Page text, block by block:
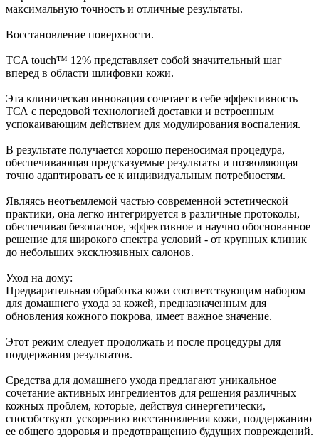
максимальную точность и отличные результаты.
Восстановление поверхности.
TCA touch™ 12% представляет собой значительный шаг
вперед в области шлифовки кожи.
Эта клиническая инновация сочетает в себе эффективность
ТСА с передовой технологией доставки и встроенным
успокаивающим действием для модулирования воспаления.
В результате получается хорошо переносимая процедура,
обеспечивающая предсказуемые результаты и позволяющая
точно адаптировать ее к индивидуальным потребностям.
Являясь неотъемлемой частью современной эстетической
практики, она легко интегрируется в различные протоколы,
обеспечивая безопасное, эффективное и научно обоснованное
решение для широкого спектра условий - от крупных клиник
до небольших эксклюзивных салонов.
Уход на дому:
Предварительная обработка кожи соответствующим набором
для домашнего ухода за кожей, предназначенным для
обновления кожного покрова, имеет важное значение.
Этот режим следует продолжать и после процедуры для
поддержания результатов.
Средства для домашнего ухода предлагают уникальное
сочетание активных ингредиентов для решения различных
кожных проблем, которые, действуя синергетически,
способствуют ускорению восстановления кожи, поддержанию
ее общего здоровья и предотвращению будущих повреждений.